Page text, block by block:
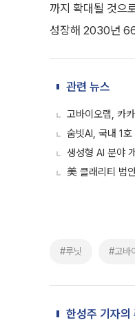
까지 확대될 것으
성장해 2030년
관련 뉴스
고바이오랩, 카
숨빗AI, 국내 1호
생성형 AI 분야
美 클래리티 법
#루닛 #고바
한성주 기자의